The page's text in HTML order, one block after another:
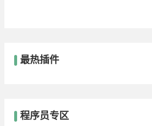
最热插件
程序员专区